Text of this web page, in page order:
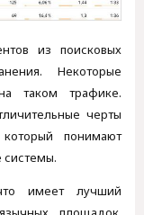
из поисковых
Некоторые
таком трафике.
черты
понимают
имеет лучший